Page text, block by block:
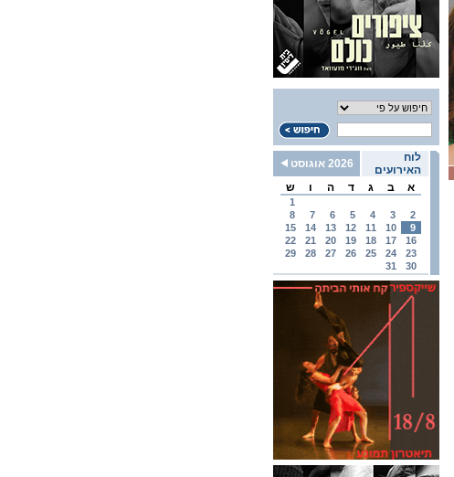
לוח
האירועים
2026 אוגוסט
א
ב ג ד ה ו ש
1
2
3
4
5
6
7
8
9
10
11
12
13
14
15
16
17
18
19
20
21
22
23
24
25
26
27
28
29
30
31